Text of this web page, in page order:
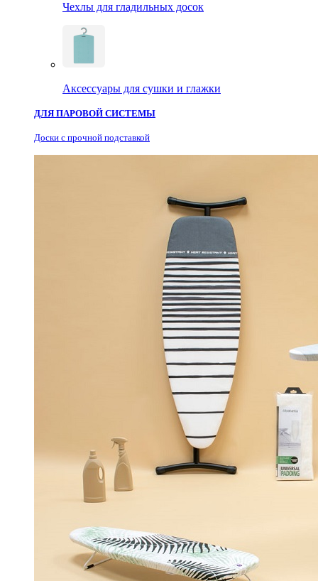
Чехлы для гладильных досок
Аксессуары для сушки и глажки
ДЛЯ ПАРОВОЙ СИСТЕМЫ
Доски с прочной подставкой